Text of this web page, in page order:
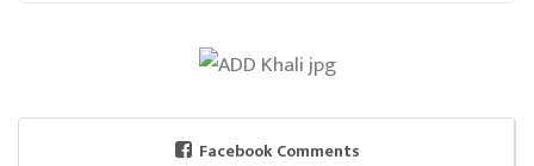
Facebook Comments